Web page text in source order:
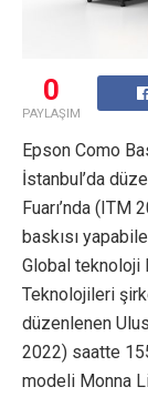
0
PAYLAŞIM
Epson Como
İstanbul’da
Fuarı’nda
baskısı
Global teknoloji
Teknolojileri
düzenlenen
2022) saatte
modeli Monna